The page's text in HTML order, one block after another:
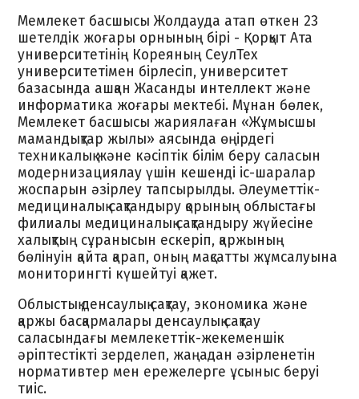
Мемлекет басшысы Жолдауда атап өткен 23
шетелдік жоғары орнының бірі - Қорқыт Ата
университетінің Кореяның СеулТех
университетімен бірлесіп, университет
базасында ашқан Жасанды интеллект және
информатика жоғары мектебі. Мұнан бөлек,
Мемлекет басшысы жариялаған «Жұмысшы
мамандықтар жылы» аясында өңірдегі
техникалық және кәсіптік білім беру саласын
модернизациялау үшін кешенді іс-шаралар
жоспарын әзірлеу тапсырылды. Әлеуметтік-
медициналық сақтандыру қорының облыстағы
филиалы медициналық сақтандыру жүйесіне
халықтың сұранысын ескеріп, қаржының
бөлінуін қайта қарап, оның мақсатты жұмсалуына
мониторингті күшейтуі қажет.
Облыстық денсаулық сақтау, экономика және
қаржы басқармалары денсаулық сақтау
саласындағы мемлекеттік-жекеменшік
әріптестікті зерделеп, жаңадан әзірленетін
нормативтер мен ережелерге ұсыныс беруі
тиіс.